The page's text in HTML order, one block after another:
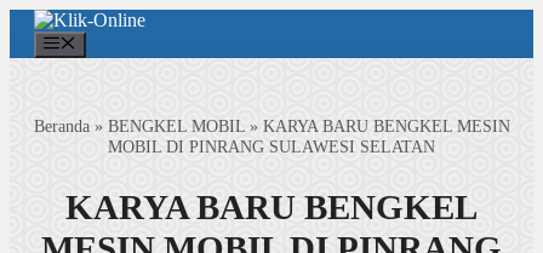
Langsung
isi
Beranda» BENGKEL MOBIL» KARYA BARU BENGKEL MESIN
MOBIL DI PINRANG SULAWESI SELATAN
KARYA BARU BENGKEL